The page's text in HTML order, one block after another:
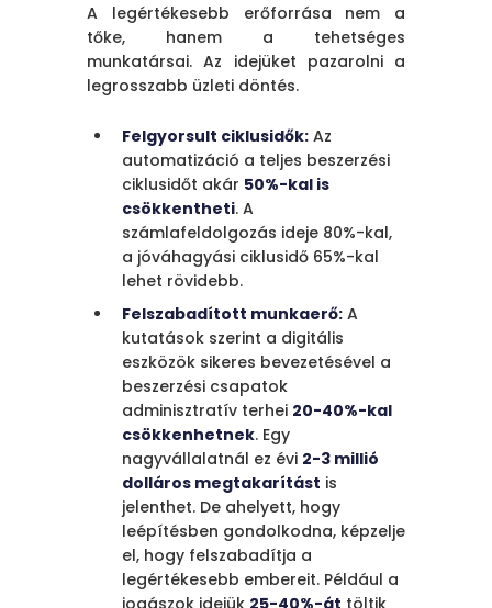
A legértékesebb erőforrása nem a
tőke, hanem a tehetséges
munkatársai. Az idejüket pazarolni a
legrosszabb üzleti döntés.
Felgyorsult ciklusidők: Az
automatizáció a teljes beszerzési
ciklusidőt akár 50%-kal is
csökkentheti. A
számlafeldolgozás ideje 80%-kal,
a jóváhagyási ciklusidő 65%-kal
lehet rövidebb.
Felszabadított munkaerő: A
kutatások szerint a digitális
eszközök sikeres bevezetésével a
beszerzési csapatok
adminisztratív terhei 20-40%-kal
csökkenhetnek. Egy
nagyvállalatnál ez évi 2-3 millió
dolláros megtakarítást is
jelenthet. De ahelyett, hogy
leépítésben gondolkodna, képzelje
el, hogy felszabadítja a
legértékesebb embereit. Például a
jogászok idejük 25-40%-át töltik